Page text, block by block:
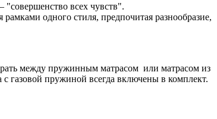
всех чувств".
одного стиля, предпочитая разнообразие,
между пружинным матрасом или матрасом из
газовой пружиной всегда включены в комплект.